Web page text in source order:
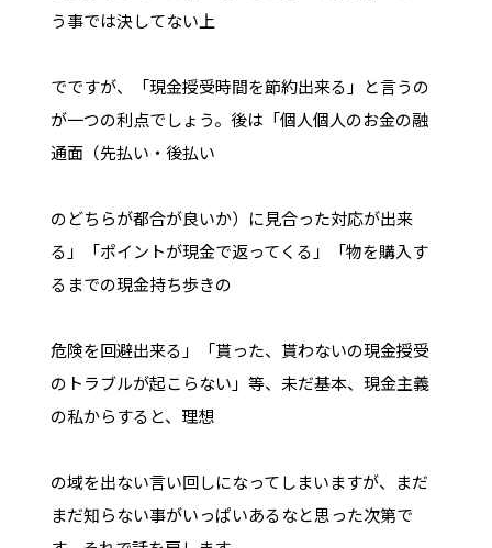
う事では決してない上
でですが、「現金授受時間を節約出来る」と言うの
が一つの利点でしょう。後は「個人個人のお金の融
通面（先払い・後払い
のどちらが都合が良いか）に見合った対応が出来
る」「ポイントが現金で返ってくる」「物を購入す
るまでの現金持ち歩きの
危険を回避出来る」「貰った、貰わないの現金授受
のトラブルが起こらない」等、未だ基本、現金主義
の私からすると、理想
の域を出ない言い回しになってしまいますが、まだ
まだ知らない事がいっぱいあるなと思った次第で